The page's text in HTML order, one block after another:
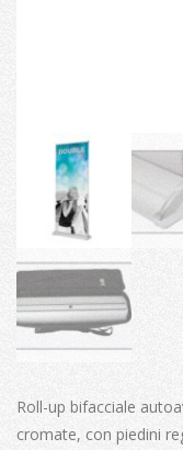
Roll-up bifacciale
cromate, con piedini